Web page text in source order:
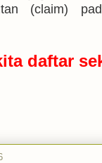
(claim)
daftar